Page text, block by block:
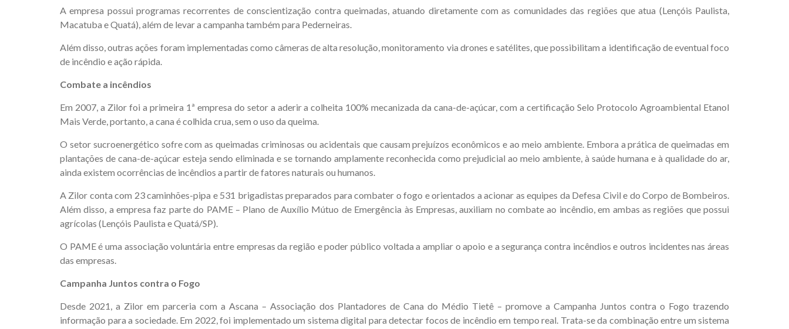
A empresa possui programas recorrentes de conscientização contra queimadas, atuando diretamente com as comunidades das regiões que atua (Lençóis Paulista,
Macatuba e Quatá), além de levar a campanha também para Pederneiras.
Além disso, outras ações foram implementadas como câmeras de alta resolução, monitoramento via drones e satélites, que possibilitam a identificação de eventual foco
de incêndio e ação rápida.
Combate a incêndios
Em 2007, a Zilor foi a primeira 1ª empresa do setor a aderir a colheita 100% mecanizada da cana-de-açúcar, com a certificação Selo Protocolo Agroambiental Etanol
Mais Verde, portanto, a cana é colhida crua, sem o uso da queima.
O setor sucroenergético sofre com as queimadas criminosas ou acidentais que causam prejuízos econômicos e ao meio ambiente. Embora a prática de queimadas em
plantações de cana-de-açúcar esteja sendo eliminada e se tornando amplamente reconhecida como prejudicial ao meio ambiente, à saúde humana e à qualidade do ar,
ainda existem ocorrências de incêndios a partir de fatores naturais ou humanos.
A Zilor conta com 23 caminhões-pipa e 531 brigadistas preparados para combater o fogo e orientados a acionar as equipes da Defesa Civil e do Corpo de Bombeiros.
Além disso, a empresa faz parte do PAME – Plano de Auxílio Mútuo de Emergência às Empresas, auxiliam no combate ao incêndio, em ambas as regiões que possui
agrícolas (Lençóis Paulista e Quatá/SP).
O PAME é uma associação voluntária entre empresas da região e poder público voltada a ampliar o apoio e a segurança contra incêndios e outros incidentes nas áreas
das empresas.
Campanha Juntos contra o Fogo
Desde 2021, a Zilor em parceria com a Ascana – Associação dos Plantadores de Cana do Médio Tietê – promove a Campanha Juntos contra o Fogo trazendo
informação para a sociedade. Em 2022, foi implementado um sistema digital para detectar focos de incêndio em tempo real. Trata-se da combinação entre um sistema